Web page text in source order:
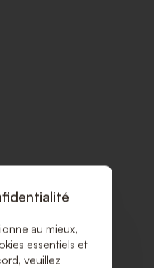
au mieux,
essentiels et
veuillez